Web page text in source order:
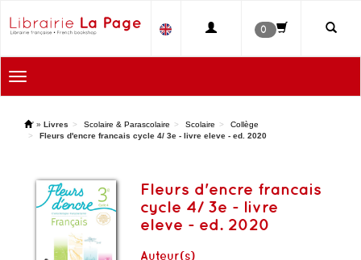
0
Toggle
navigation
' » Livres Scolaire & Parascolaire Scolaire
Collège
Fleurs d'encre francais cycle 4/ 3e - livre eleve - ed. 2020
Fleurs d'encre francais
cycle 4/ 3e - livre
eleve - ed. 2020
Auteur(s)